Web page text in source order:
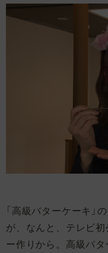
「高級バターケーキ」
が、なんと、テレビ
ー作りから。高級バ